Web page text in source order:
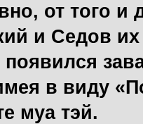
от того и
и Седов
появился
в виду
муа тэй.